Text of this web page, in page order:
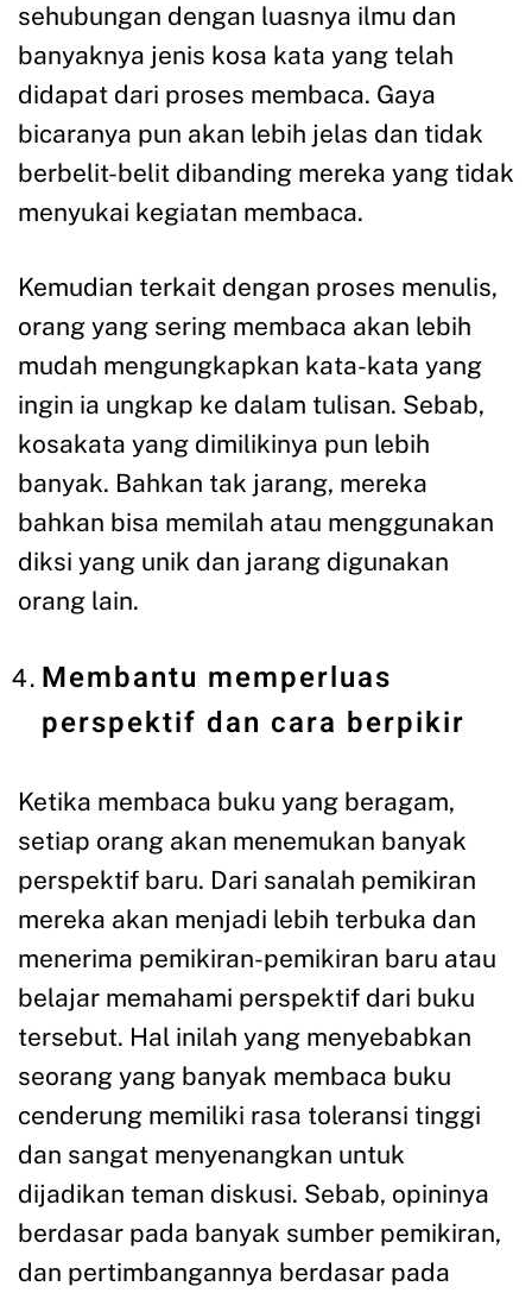
sehubungan dengan luasnya ilmu dan
banyaknya jenis kosa kata yang telah
didapat dari proses membaca. Gaya
bicaranya pun akan lebih jelas dan tidak
berbelit-belit dibanding mereka yang tidak
menyukai kegiatan membaca.
Kemudian terkait dengan proses menulis,
orang yang sering membaca akan lebih
mudah mengungkapkan kata-kata yang
ingin ia ungkap ke dalam tulisan. Sebab,
kosakata yang dimilikinya pun lebih
banyak. Bahkan tak jarang, mereka
bahkan bisa memilah atau menggunakan
diksi yang unik dan jarang digunakan
orang lain.
Membantu memperluas
perspektif dan cara berpikir
Ketika membaca buku yang beragam,
setiap orang akan menemukan banyak
perspektif baru. Dari sanalah pemikiran
mereka akan menjadi lebih terbuka dan
menerima pemikiran-pemikiran baru atau
belajar memahami perspektif dari buku
tersebut. Hal inilah yang menyebabkan
seorang yang banyak membaca buku
cenderung memiliki rasa toleransi tinggi
dan sangat menyenangkan untuk
dijadikan teman diskusi. Sebab, opininya
berdasar pada banyak sumber pemikiran,
dan pertimbangannya berdasar pada